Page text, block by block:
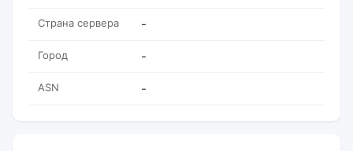
Страна сервера -
Город -
ASN -